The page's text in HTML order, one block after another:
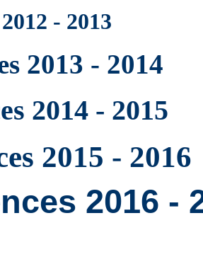
- 2013
2013 - 2014
2014 - 2015
2015 - 2016
2016 -